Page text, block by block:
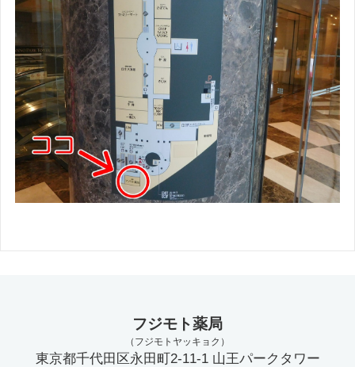
フジモト薬局
（フジモトヤッキョク）
東京都千代田区永田町2-11-1 山王パークタワー